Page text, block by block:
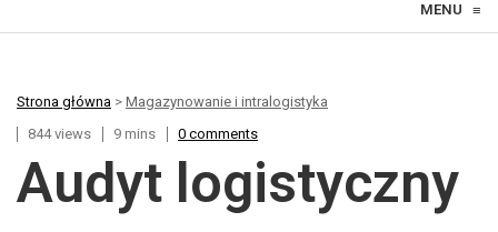
MENU ≡
Strona główna > Magazynowanie i intralogistyka
844 views
9 mins 0 comments
Audyt logistyczny